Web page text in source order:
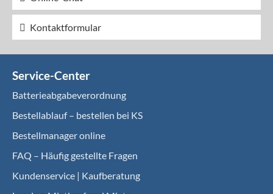
Kontaktformular
Service-Center
Batterieabgabeverordnung
Bestellablauf – bestellen bei KS
Bestellmanager online
FAQ – Häufig gestellte Fragen
Kundenservice | Kaufberatung